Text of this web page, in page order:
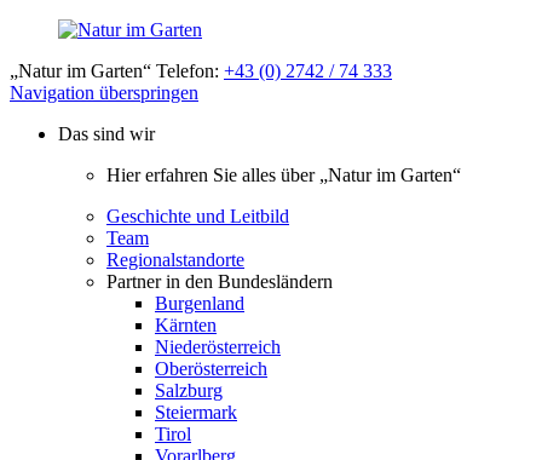
„Natur im Garten“ Telefon: +43 (0) 2742 / 74 333
Navigation überspringen
Das sind wir
Hier erfahren Sie alles über „Natur im Garten“
Geschichte und Leitbild
Team
Regionalstandorte
Partner in den Bundesländern
Burgenland
Kärnten
Niederösterreich
Oberösterreich
Salzburg
Steiermark
Tirol
Vorarlberg